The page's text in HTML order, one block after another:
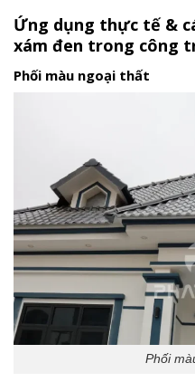
Ứng dụng thực tế &
xám đen trong công
Phối màu ngoại thất
Phối